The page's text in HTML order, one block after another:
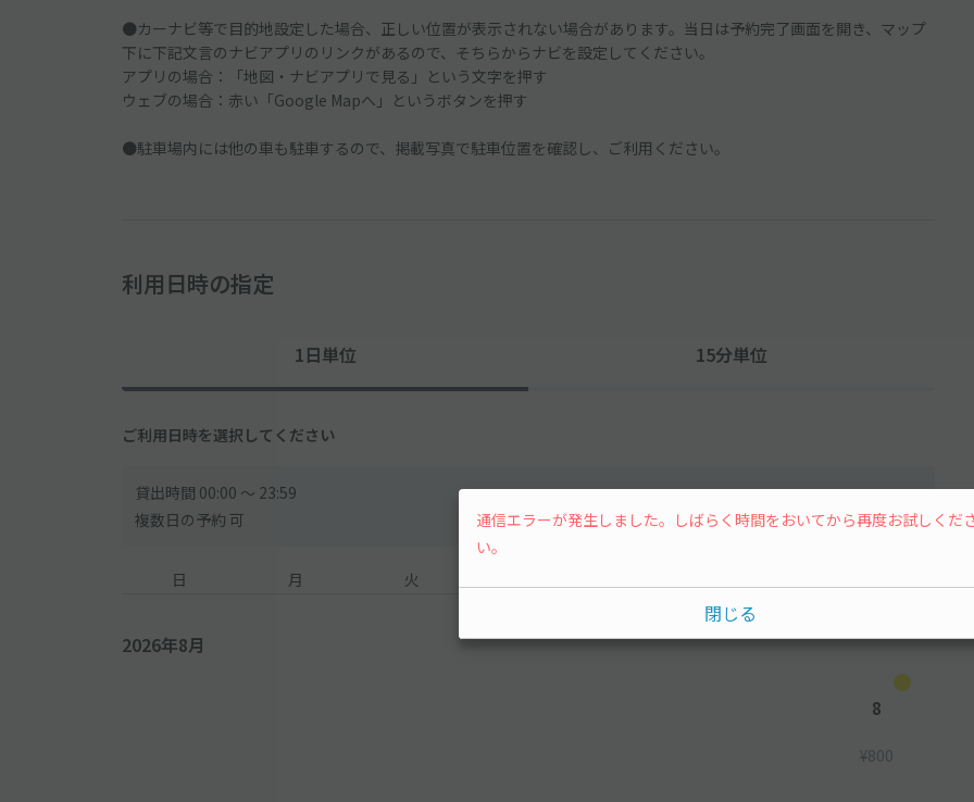
●カーナビ等で目的地設定した場合、正しい位置が表示されない場合があります。当日は予約完了画面を開き、マップ
下に下記文言のナビアプリのリンクがあるので、そちらからナビを設定してください。
アプリの場合：「地図・ナビアプリで見る」という文字を押す
ウェブの場合：赤い「Google Mapへ」というボタンを押す
●駐車場内には他の車も駐車するので、掲載写真で駐車位置を確認し、ご利用ください。
利用日時の指定
1日単位 15分単位
ご利用日時を選択してください
貸出時間 00:00 〜 23:59
複数日の予約 可
日 月 火
2026年8月
8
¥800
通信エラーが発生しました。しばらく時間をおいてから再度お試しくだ
い。
閉じる